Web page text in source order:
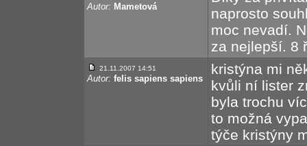
Autor: Mametová
naprosto
moc nevadí.
za nejlepší. 8
21.11.2007 14:51
Autor: felis sapiens sapiens
kristýna mi
kvůli ní lister
byla trochu
to možná
týče kristýny